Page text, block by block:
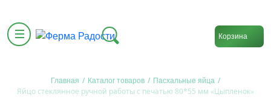
Корзина
Главная / Каталог товаров / Пасхальные яйца /
Яйцо стеклянное ручной работы с печатью 80*55 мм «Цыпленок»